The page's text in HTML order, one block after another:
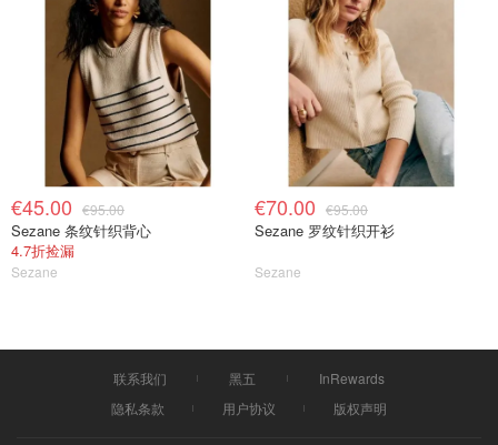
实拍
眼部日霜和晚霜挤出来看着没有区别。 都是类似于酸奶的
质地，轻盈但是滋润度管够，也很好吸收。
€45.00 €95.00
Sezane 条纹针织背心
4.7折捡漏
Sezane
€70.00 €95.00
Sezane 罗纹针织开衫
Sezane
联系我们 黑五
InRewards
隐私条款
用户协议 版权声明